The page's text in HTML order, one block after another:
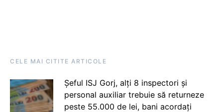
CELE MAI CITITE ARTICOLE
Șeful ISJ Gorj, alți 8 inspectori și
personal auxiliar trebuie să returneze
peste 55.000 de lei, bani acordați